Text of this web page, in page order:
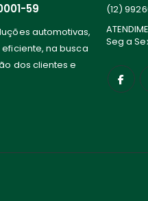
59
automotivas,
na busca
dos clientes e
(12)
Seg a